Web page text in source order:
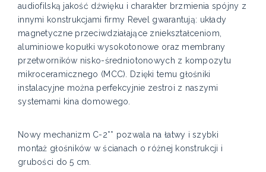
audiofilską jakość dźwięku i charakter brzmienia spójny z
innymi konstrukcjami firmy Revel gwarantują: układy
magnetyczne przeciwdziałające zniekształceniom,
aluminiowe kopułki wysokotonowe oraz membrany
przetworników nisko-średniotonowych z kompozytu
mikroceramicznego (MCC). Dzięki temu głośniki
instalacyjne można perfekcyjnie zestroi z naszymi
systemami kina domowego.
Nowy mechanizm C-2** pozwala na łatwy i szybki
montaż głośników w ścianach o różnej konstrukcji i
grubości do 5 cm.